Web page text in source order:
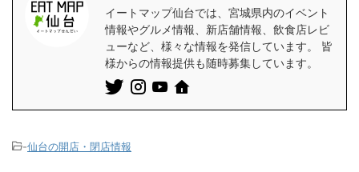
イートマップ仙台では、宮城県内のイベント
情報やグルメ情報、新店舗情報、飲食店レビ
ューなど、様々な情報を発信しています。 皆
様からの情報提供も随時募集しています。
-仙台の開店・閉店情報